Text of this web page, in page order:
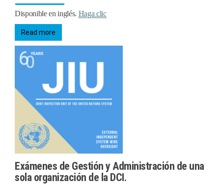
Disponible en inglés. Haga clic
Read more
Exámenes de Gestión y Administración de una
sola organización de la DCI.